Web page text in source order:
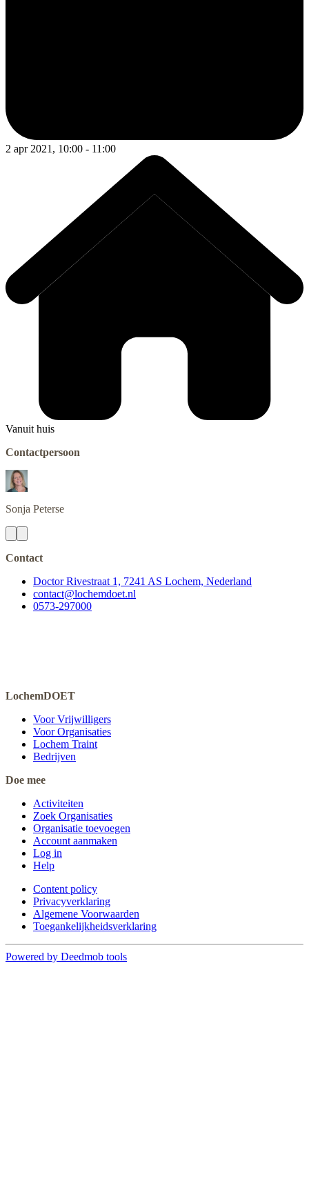
2 apr 2021, 10:00 - 11:00
Vanuit huis
Contactpersoon
Sonja Peterse
Contact
Doctor Rivestraat 1, 7241 AS Lochem, Nederland
contact@lochemdoet.nl
0573-297000
LochemDOET
Voor Vrijwilligers
Voor Organisaties
Lochem Traint
Bedrijven
Doe mee
Activiteiten
Zoek Organisaties
Organisatie toevoegen
Account aanmaken
Log in
Help
Content policy
Privacyverklaring
Algemene Voorwaarden
Toegankelijkheidsverklaring
Powered by Deedmob tools